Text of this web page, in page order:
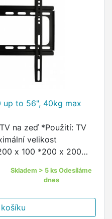
up to 56", 40kg max
na zeď *Použití: TV
velikost
x 100 *200 x 200
…
Skladem > 5 ks Odesíláme
dnes